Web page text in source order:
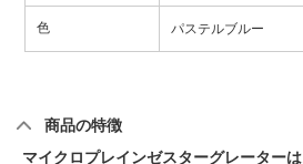
色 パステルブルー
商品の特徴
マイクロプレインゼスターグレーター